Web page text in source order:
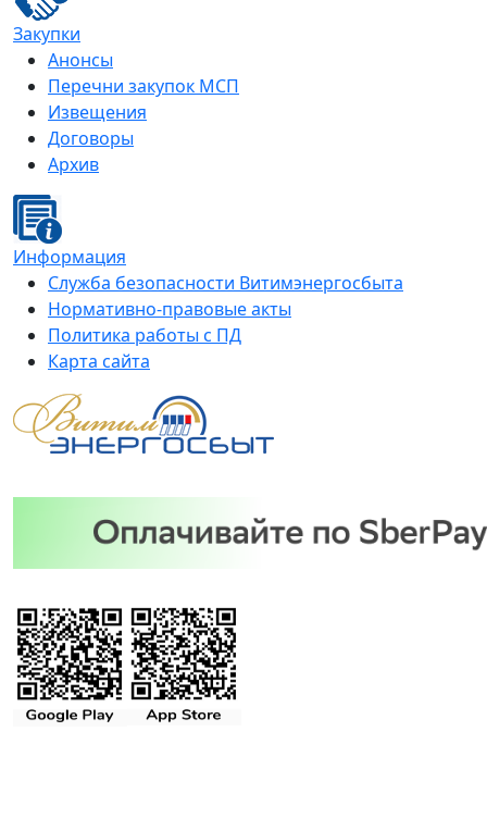
Закупки
Анонсы
Перечни закупок МСП
Извещения
Договоры
Архив
Информация
Служба безопасности Витимэнергосбыта
Нормативно-правовые акты
Политика работы с ПД
Карта сайта